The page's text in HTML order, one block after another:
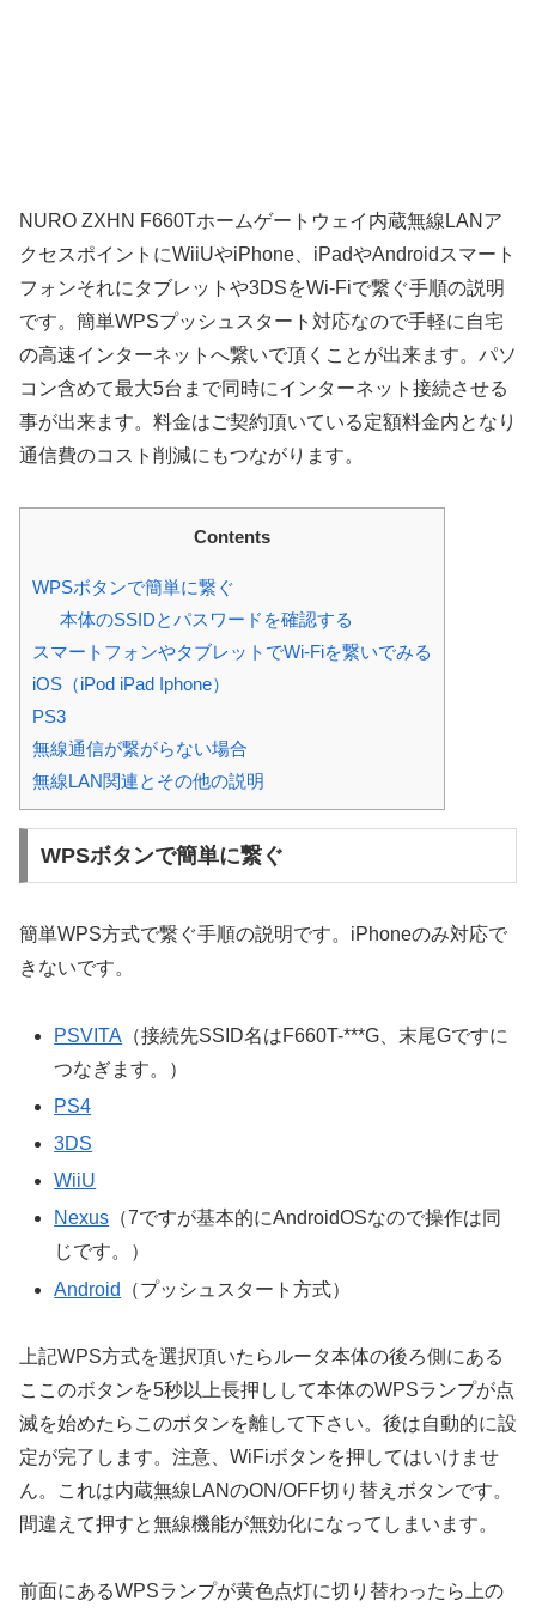
NURO ZXHN F660Tホームゲートウェイ内蔵無線LANア
クセスポイントにWiiUやiPhone、iPadやAndroidスマート
フォンそれにタブレットや3DSをWi-Fiで繋ぐ手順の説明
です。簡単WPSプッシュスタート対応なので手軽に自宅
の高速インターネットへ繋いで頂くことが出来ます。パソ
コン含めて最大5台まで同時にインターネット接続させる
事が出来ます。料金はご契約頂いている定額料金内となり
通信費のコスト削減にもつながります。
Contents
WPSボタンで簡単に繋ぐ
本体のSSIDとパスワードを確認する
スマートフォンやタブレットでWi-Fiを繋いでみる
iOS（iPod iPad Iphone）
PS3
無線通信が繋がらない場合
無線LAN関連とその他の説明
WPSボタンで簡単に繋ぐ
簡単WPS方式で繋ぐ手順の説明です。iPhoneのみ対応で
きないです。
PSVITA （接続先SSID名はF660T-***G、末尾Gですに
つなぎます。）
PS4
3DS
WiiU
Nexus （7ですが基本的にAndroidOSなので操作は同
じです。）
Android
（プッシュスタート方式）
上記WPS方式を選択頂いたらルータ本体の後ろ側にある
ここのボタンを5秒以上長押しして本体のWPSランプが点
滅を始めたらこのボタンを離して下さい。後は自動的に設
定が完了します。注意、WiFiボタンを押してはいけませ
ん。これは内蔵無線LANのON/OFF切り替えボタンです。
間違えて押すと無線機能が無効化になってしまいます。
前面にあるWPSランプが黄色点灯に切り替わったら上の